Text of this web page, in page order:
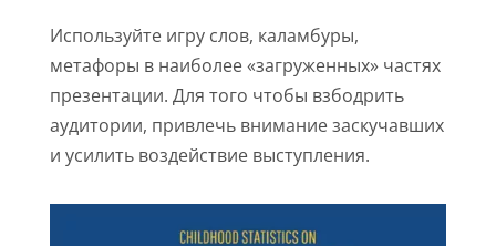
Используйте игру слов, каламбуры,
метафоры в наиболее «загруженных» частях
презентации. Для того чтобы взбодрить
аудитории, привлечь внимание заскучавших
и усилить воздействие выступления.